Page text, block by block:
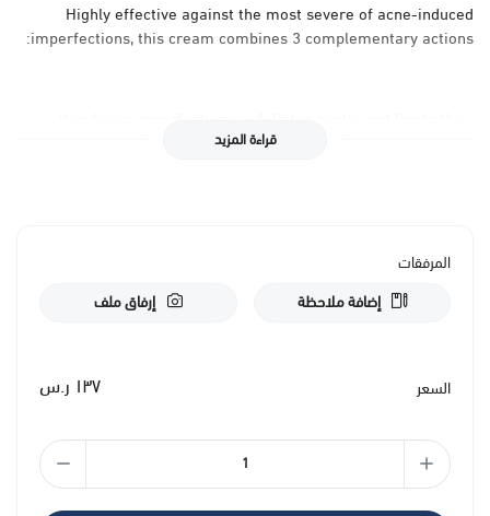
Highly effective against the most severe of acne-induced
imperfections, this cream combines 3 complementary actions:
formation of blackheads (thanks to AHA salts and esters, along
gluconate.
bisabolol, ammonium lactate and glycerine.
The complexion is durably mattified, the skin is no longer shiny
and the face is clearer.
قراءة المزيد
المرفقات
إضافة ملاحظة
إرفاق ملف
السعر ١٣٧ ر.س